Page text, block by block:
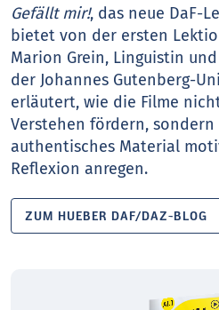
Gefällt mir!, das neue DaF-
bietet von der ersten
Marion Grein, Linguistin
der Johannes Gutenberg-
erläutert, wie die Filme
Verstehen fördern,
authentisches Material
Reflexion anregen.
ZUM HUEBER DAF/DAZ-BLOG